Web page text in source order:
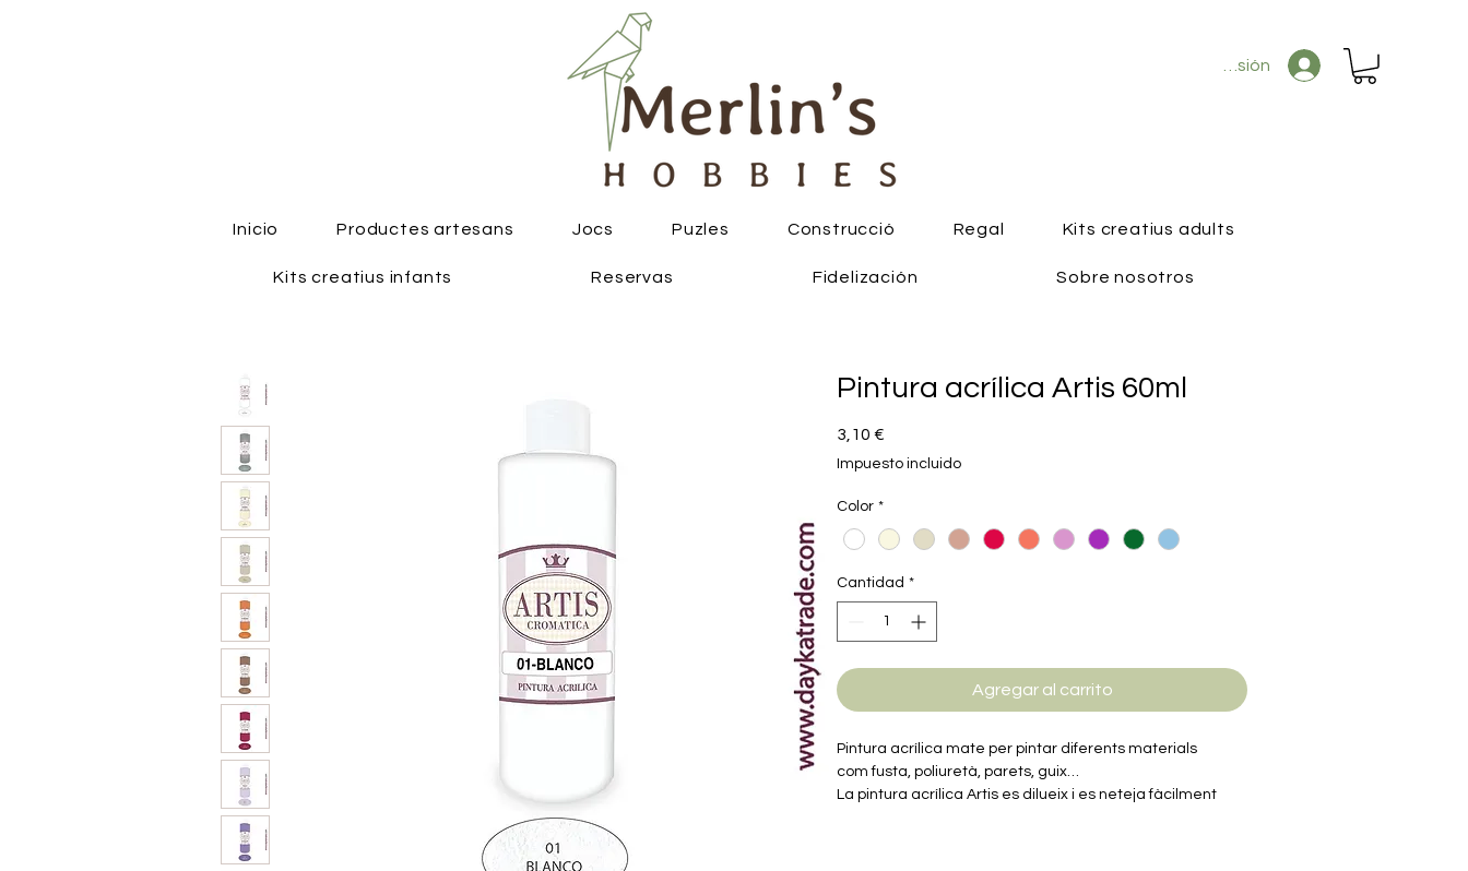
Iniciar sesión
Inicio Productes artesans Jocs Puzles Construcció Regal Kits creatius adults
Kits creatius infants Reservas Fidelización Sobre nosotros
Pintura acrílica Artis 60ml
3,10 €
Impuesto incluido
Color *
Cantidad *
Agregar al carrito
Pintura acrílica mate per pintar diferents materials
com fusta, poliuretà, parets, guix…
La pintura acrílica Artis es dilueix i es neteja fàcilment